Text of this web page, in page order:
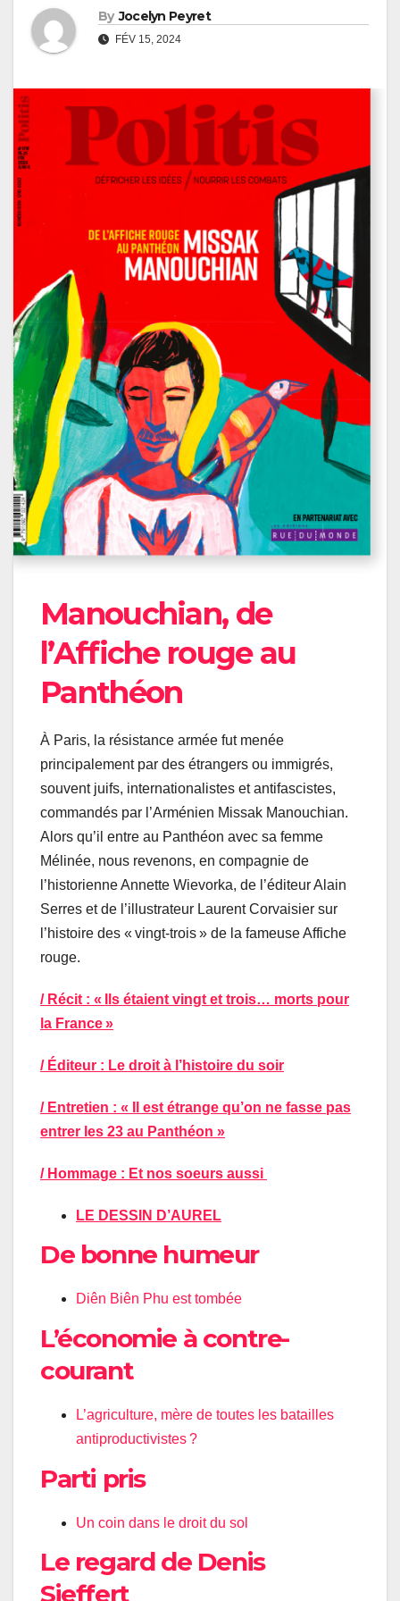
By Jocelyn Peyret
FÉV 15, 2024
Manouchian, de
l’Affiche rouge au
Panthéon
À Paris, la résistance armée fut menée
principalement par des étrangers ou immigrés,
souvent juifs, internationalistes et antifascistes,
commandés par l’Arménien Missak Manouchian.
Alors qu’il entre au Panthéon avec sa femme
Mélinée, nous revenons, en compagnie de
l’historienne Annette Wievorka, de l’éditeur Alain
Serres et de l’illustrateur Laurent Corvaisier sur
l’histoire des « vingt-trois » de la fameuse Affiche
rouge.
/ Récit : « Ils étaient vingt et trois… morts pour
la France »
/ Éditeur : Le droit à l’histoire du soir
/ Entretien : « Il est étrange qu’on ne fasse pas
entrer les 23 au Panthéon »
/ Hommage : Et nos soeurs aussi
LE DESSIN D’AUREL
De bonne humeur
Diên Biên Phu est tombée
L’économie à contre-
courant
L’agriculture, mère de toutes les batailles
antiproductivistes ?
Parti pris
Un coin dans le droit du sol
Le regard de Denis
Sieffert